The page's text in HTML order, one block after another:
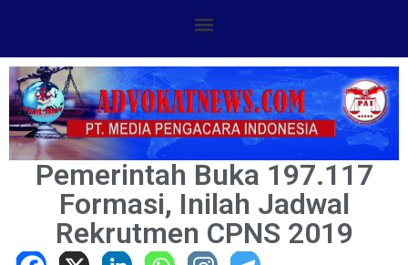
Pemerintah Buka 197.117
Formasi, Inilah Jadwal
Rekrutmen CPNS 2019